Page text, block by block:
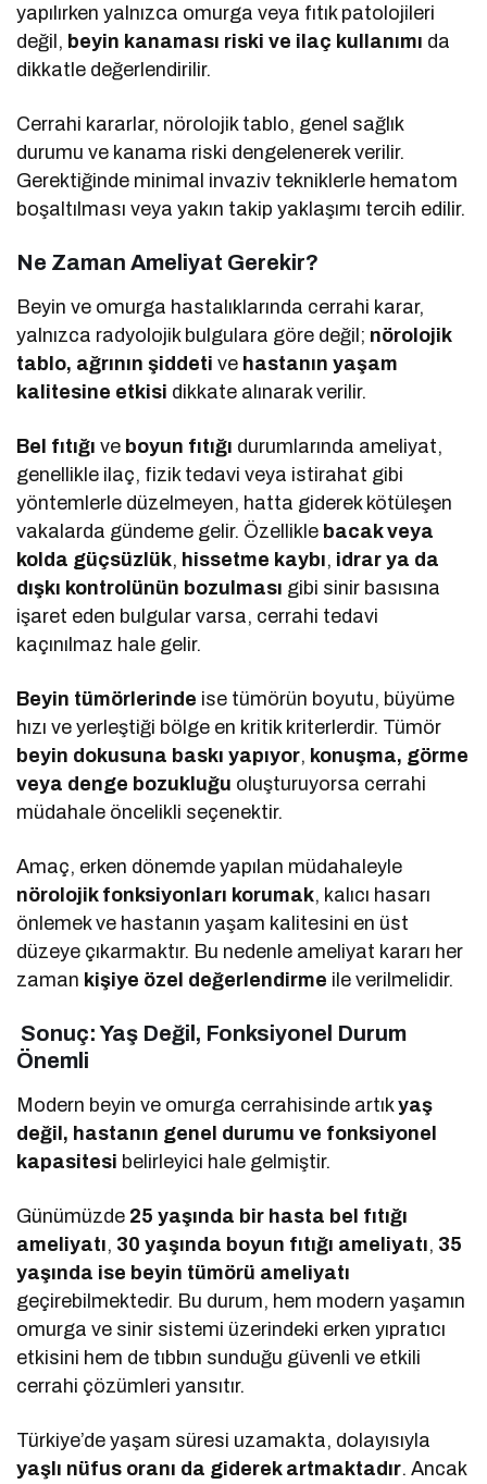
yapılırken yalnızca omurga veya fıtık patolojileri
değil, beyin kanaması riski ve ilaç kullanımı da
dikkatle değerlendirilir.
Cerrahi kararlar, nörolojik tablo, genel sağlık
durumu ve kanama riski dengelenerek verilir.
Gerektiğinde minimal invaziv tekniklerle hematom
boşaltılması veya yakın takip yaklaşımı tercih edilir.
Ne Zaman Ameliyat Gerekir?
Beyin ve omurga hastalıklarında cerrahi karar,
yalnızca radyolojik bulgulara göre değil; nörolojik
tablo, ağrının şiddeti ve hastanın yaşam
kalitesine etkisi dikkate alınarak verilir.
Bel fıtığı ve boyun fıtığı durumlarında ameliyat,
genellikle ilaç, fizik tedavi veya istirahat gibi
yöntemlerle düzelmeyen, hatta giderek kötüleşen
vakalarda gündeme gelir. Özellikle bacak veya
kolda güçsüzlük, hissetme kaybı, idrar ya da
dışkı kontrolünün bozulması gibi sinir basısına
işaret eden bulgular varsa, cerrahi tedavi
kaçınılmaz hale gelir.
Beyin tümörlerinde ise tümörün boyutu, büyüme
hızı ve yerleştiği bölge en kritik kriterlerdir. Tümör
beyin dokusuna baskı yapıyor, konuşma, görme
veya denge bozukluğu oluşturuyorsa cerrahi
müdahale öncelikli seçenektir.
Amaç, erken dönemde yapılan müdahaleyle
nörolojik fonksiyonları korumak, kalıcı hasarı
önlemek ve hastanın yaşam kalitesini en üst
düzeye çıkarmaktır. Bu nedenle ameliyat kararı her
zaman kişiye özel değerlendirme ile verilmelidir.
Sonuç: Yaş Değil, Fonksiyonel Durum
Önemli
Modern beyin ve omurga cerrahisinde artıkyaş
değil, hastanın genel durumu ve fonksiyonel
kapasitesi belirleyici hale gelmiştir.
Günümüzde 25 yaşında bir hasta bel fıtığı
ameliyatı, 30 yaşında boyun fıtığı ameliyatı, 35
yaşında ise beyin tümörü ameliyatı
geçirebilmektedir. Bu durum, hem modern yaşamın
omurga ve sinir sistemi üzerindeki erken yıpratıcı
etkisini hem de tıbbın sunduğu güvenli ve etkili
cerrahi çözümleri yansıtır.
Türkiye’de yaşam süresi uzamakta, dolayısıyla
yaşlı nüfus oranı da giderek artmaktadır. Ancak